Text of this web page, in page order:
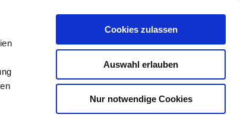
Cookies zulassen
Auswahl erlauben
Nur notwendige Cookies
BUCHEN